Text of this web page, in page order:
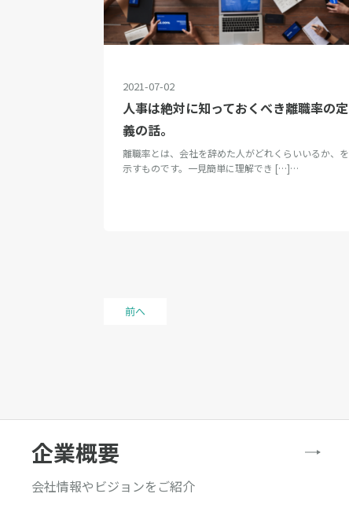
2021-07-02
人事は絶対に知っておくべき離職率の定
義の話。
離職率とは、会社を辞めた人がどれくらいいるか、を
示すものです。一見簡単に理解でき […]…
り
前へ
企業概要
会社情報やビジョンをご紹介